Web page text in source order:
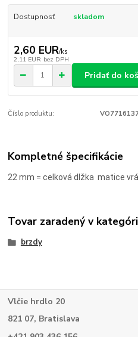
Dostupnosť skladom
2,60 EUR/ks
2,11 EUR bez DPH
Pridať do
Číslo produktu:
Kompletné špecifikácie
22 mm = celková dlžka matice
Tovar zaradený v
brzdy
Vlčie hrdlo 20
821 07, Bratislava